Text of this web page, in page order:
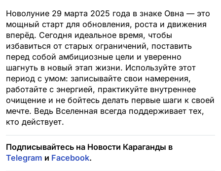
Новолуние 29 марта 2025 года в знаке Овна — это
мощный старт для обновления, роста и движения
вперёд. Сегодня идеальное время, чтобы
избавиться от старых ограничений, поставить
перед собой амбициозные цели и уверенно
шагнуть в новый этап жизни. Используйте этот
период с умом: записывайте свои намерения,
работайте с энергией, практикуйте внутреннее
очищение и не бойтесь делать первые шаги к своей
мечте. Ведь Вселенная всегда поддерживает тех,
кто действует.
Подписывайтесь на Новости Караганды в
Telegram и Facebook.